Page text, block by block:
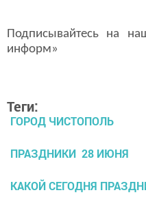
Подписывайтесь на
информ»
Теги:
ГОРОД ЧИСТОПОЛЬ
ПРАЗДНИКИ 28 ИЮНЯ
КАКОЙ СЕГОДНЯ